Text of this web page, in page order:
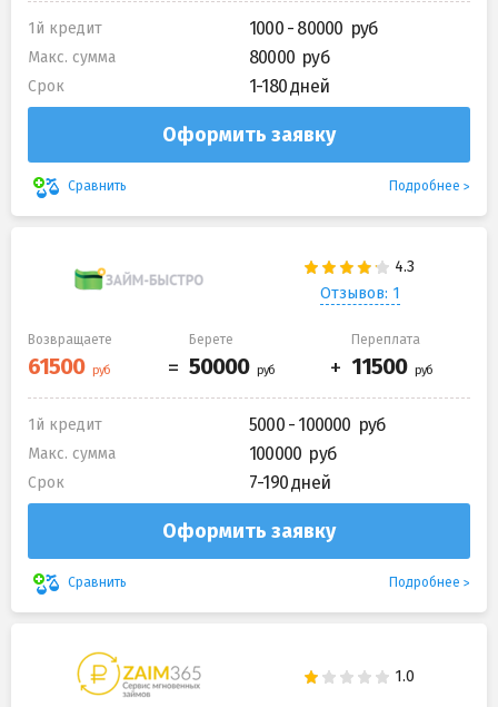
1й кредит 1000 - 80000
Макс. сумма 80000
Срок 1-180 дней
Оформить заявку
Сравнить Подробнее
Отзывов: 1
Возвращаете Берете Переплата
1й кредит 5000 - 100000
Макс. сумма 100000
Срок 7-190 дней
Оформить заявку
Сравнить Подробнее